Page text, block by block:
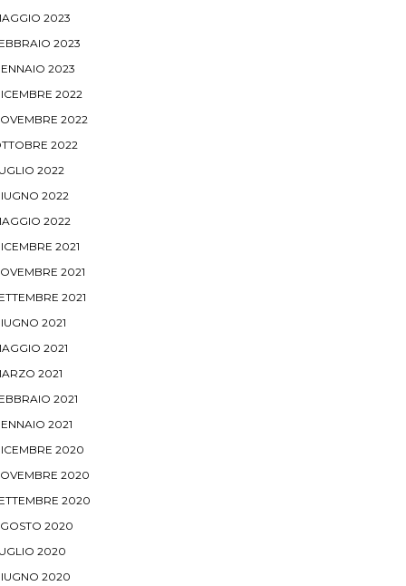
2023
2023
2023
2022
2022
2022
2022
2022
2022
2021
2021
2021
2021
2021
2021
2021
2021
2020
2020
2020
2020
2020
2020